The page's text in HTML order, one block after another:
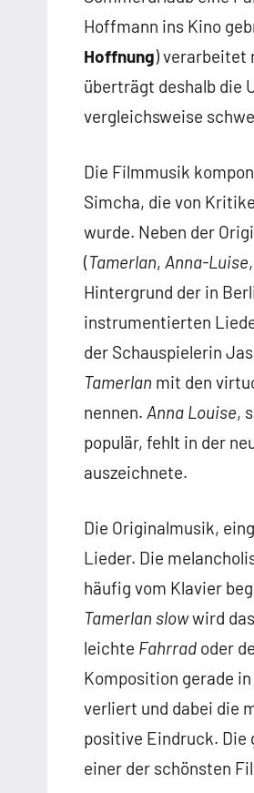
Hoffmann ins Kino
Hoffnung) verarbeitet
überträgt deshalb die
vergleichsweise
Die Filmmusik
Simcha, die von
wurde. Neben der
(Tamerlan, Anna-Luise,
Hintergrund der in
instrumentierten
der Schauspielerin
Tamerlan mit den
nennen. Anna Louise,
populär, fehlt in der
auszeichnete.
Die Originalmusik,
Lieder. Die
häufig vom Klavier
Tamerlan slowwird
leichte Fahrrad oder
Komposition gerade
verliert und dabei die
positive Eindruck. Die
einer der schönsten